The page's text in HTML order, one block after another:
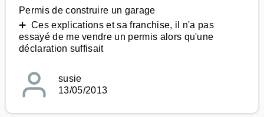
Permis de construire un garage
➕ Ces explications et sa franchise, il n'a pas
essayé de me vendre un permis alors qu'une
déclaration suffisait
susie
13/05/2013